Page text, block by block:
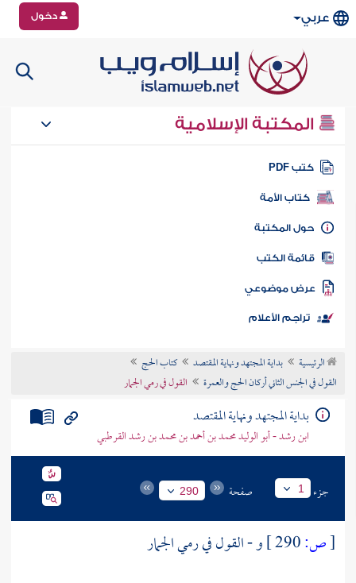
عربي دخول
المكتبة الإسلامية
كتب PDF
كتاب الأمة
المكتبة
الكتب
موضوعي
تراجم الأعلام
الرئيسية بداية المجتهد ونهاية المقتصد
كتاب الحج
القول في الجنس الثاني أركان الحج والعمرة
القول في رمي الجمار
بداية المجتهد ونهاية المقتصد
ابن رشد - أبو الوليد محمد بن أحمد بن محمد بن رشد القرطبي
جزء 1 صفحة 290
[ص:
و - القول في رمي الجمار